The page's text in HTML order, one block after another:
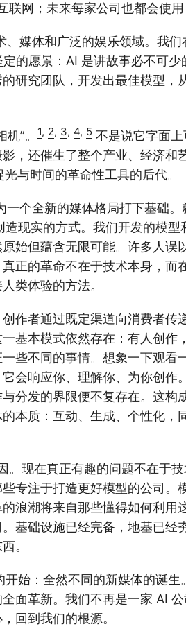
网；未来每家公司也都会使用
媒体和广泛的娱乐领域。我们
的愿景：AI 是讲故事必不可少
研究团队，开发出最佳模型，
”。 1, 2, 3, 4, 5 不是说它字面
，还催生了整个产业、经济和
与时间的革命性工具的后代。
个全新的媒体格局打下基础
现实的方式。我们开发的模型
始但蕴含无限可能。许多人误
正的革命不在于技术本身，而
类体验的方法。
作者通过既定渠道向消费者传
基本模式依然存在：有人创作
些不同的事情。想象一下观看
响应你、理解你、为你创作。
分发的界限便不复存在。这构
本质：互动、生成、个性化，
。现在真正有趣的问题不在于
专注于打造更好模型的公司。
浪潮将来自那些懂得如何利用
基础设施已经完备，地基已经
。
始：全然不同的新媒体的诞生
面革新。我们不再是一家 AI
回到我们的根源。